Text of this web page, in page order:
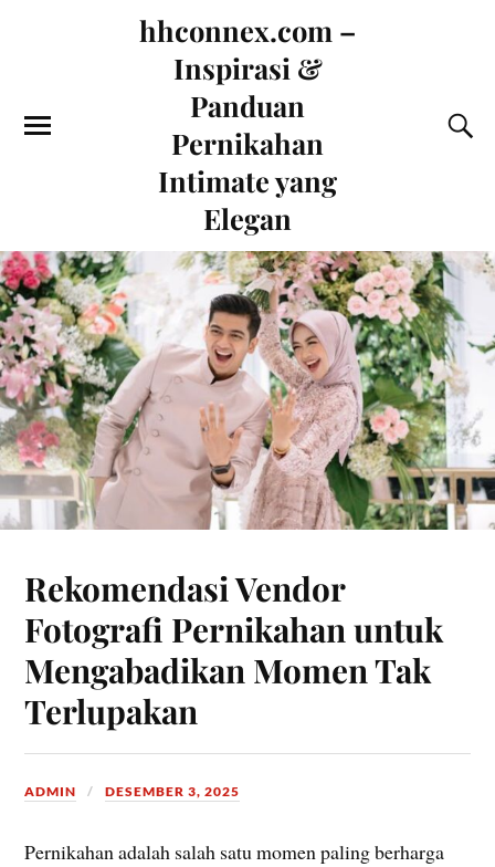
hhconnex.com –
Inspirasi &
Panduan
Pernikahan
Intimate yang
Elegan
Rekomendasi Vendor
Fotografi Pernikahan untuk
Mengabadikan Momen Tak
Terlupakan
ADMIN DESEMBER 3, 2025
Pernikahan adalah salah satu momen paling berharga